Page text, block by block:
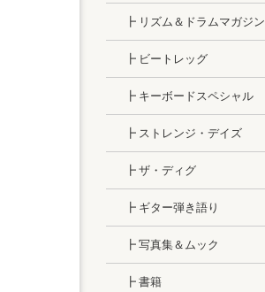
┣ リズム＆ドラムマガジン
┣ ビートレッグ
┣ キーボードスペシャル
┣ ストレンジ・デイズ
┣ ザ・ディグ
┣ ギター弾き語り
┣ 写真集＆ムック
┣ 書籍